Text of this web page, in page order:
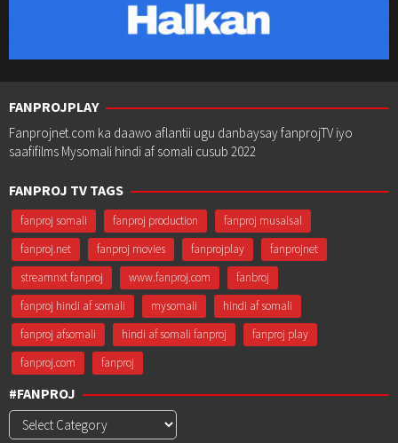
FANPROJPLAY
Fanprojnet.com ka daawo aflantii ugu danbaysay fanprojTV iyo
saafifilms Mysomali hindi af somali cusub 2022
FANPROJ TV TAGS
fanproj somali fanproj production
fanproj musalsal
fanproj.net
fanproj movies fanprojplay
fanprojnet
streamnxt fanproj
www.fanproj.com
fanbroj
fanproj hindi af somali
mysomali
hindi af somali
fanproj afsomali
hindi af somali fanproj
fanproj play
fanproj.com
fanproj
#FANPROJ
#Fanproj